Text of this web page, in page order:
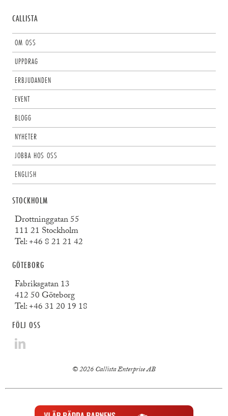
CALLISTA
OM OSS
UPPDRAG
ERBJUDANDEN
EVENT
BLOGG
NYHETER
JOBBA HOS OSS
ENGLISH
STOCKHOLM
Drottninggatan 55
111 21 Stockholm
Tel:+46 8 21 21 42
GÖTEBORG
Fabriksgatan 13
412 50 Göteborg
Tel:+46 31 20 19 18
FÖLJ OSS
© 2026 Callista Enterprise AB